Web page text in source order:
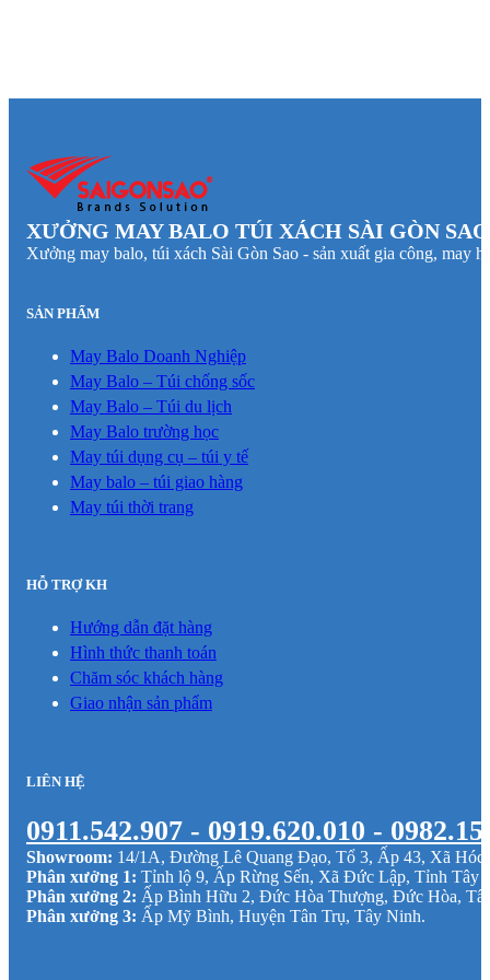
XƯỞNG MAY BALO TÚI XÁCH SÀI GÒN
Xưởng may balo, túi xách Sài Gòn Sao - sản xuất gia công, may
SẢN PHẨM
May Balo Doanh Nghiệp
May Balo – Túi chống sốc
May Balo – Túi du lịch
May Balo trường học
May túi dụng cụ – túi y tế
May balo – túi giao hàng
May túi thời trang
HỖ TRỢ KH
Hướng dẫn đặt hàng
Hình thức thanh toán
Chăm sóc khách hàng
Giao nhận sản phẩm
LIÊN HỆ
0911.542.907 - 0919.620.010 -
Showroom: 14/1A, Đường Lê Quang Đạo, Tổ 3, Ấp 43, Xã Hóc
Phân xưởng 1: Tỉnh lộ 9, Ấp Rừng Sến, Xã Đức Lập, Tỉnh Tây
Phân xưởng 2: Ấp Bình Hữu 2, Đức Hòa Thượng, Đức Hòa,
Phân xưởng 3: Ấp Mỹ Bình, Huyện Tân Trụ, Tây Ninh.